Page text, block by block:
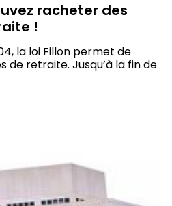
racheter des
!
la loi Fillon permet de
retraite. Jusqu’à la fin de